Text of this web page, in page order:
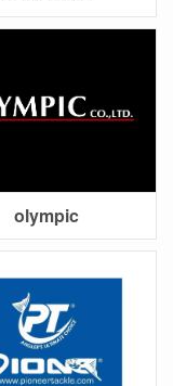
olympic